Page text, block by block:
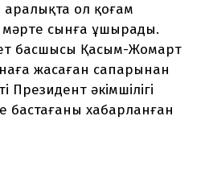
ол қоғам
сынға ұшырады.
басшысы Қасым-Жомарт
жасаған сапарынан
Президент әкімшілігі
бастағаны хабарланған